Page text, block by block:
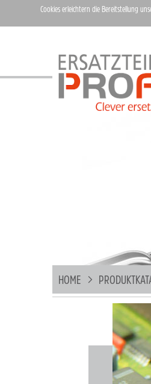
HOME
Cookies erleichtern die Bereitstellung